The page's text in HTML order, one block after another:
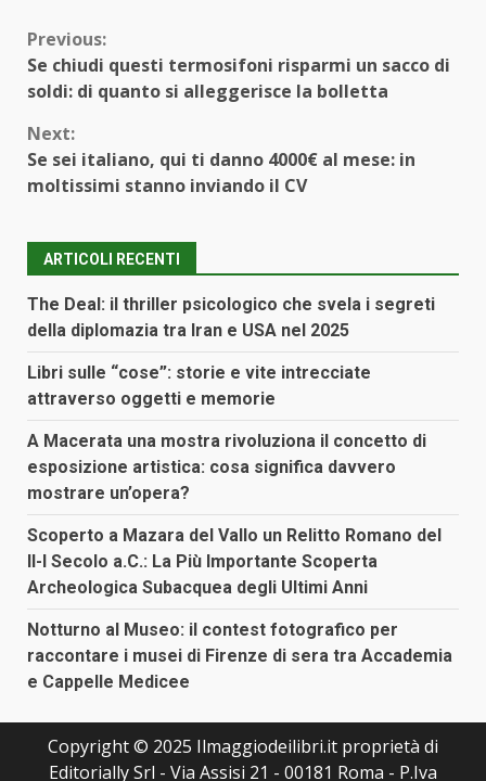
Continue
Reading
Previous:
Se chiudi questi termosifoni risparmi un sacco di
soldi: di quanto si alleggerisce la bolletta
Next:
Se sei italiano, qui ti danno 4000€ al mese: in
moltissimi stanno inviando il CV
ARTICOLI RECENTI
The Deal: il thriller psicologico che svela i segreti
della diplomazia tra Iran e USA nel 2025
Libri sulle “cose”: storie e vite intrecciate
attraverso oggetti e memorie
A Macerata una mostra rivoluziona il concetto di
esposizione artistica: cosa significa davvero
mostrare un’opera?
Scoperto a Mazara del Vallo un Relitto Romano del
II-I Secolo a.C.: La Più Importante Scoperta
Archeologica Subacquea degli Ultimi Anni
Notturno al Museo: il contest fotografico per
raccontare i musei di Firenze di sera tra Accademia
e Cappelle Medicee
Copyright © 2025 Ilmaggiodeilibri.it proprietà di
Editorially Srl - Via Assisi 21 - 00181 Roma - P.Iva